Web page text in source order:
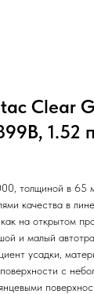
Clear
1.52
толщиной в 65
качества в
на открытом
и малый
усадки,
с